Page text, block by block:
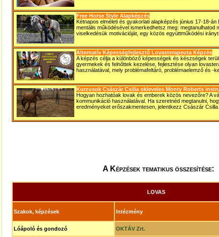
Free Horse Style Alapképzés
Kétnapos elméleti és gyakorlati alapképzés június 17-18-
mentális működésével ismerkedhetsz meg: megtanulhatod
viselkedésük motivációját, egy közös együttműködési
Alternatív Képességfejlesztő Lovasterapeuta Képzés
A képzés célja a különböző képességek és készségek
gyermekek és felnőttek kezelése, fejlesztése olyan
használatával, mely problémafeltáró, problémaelemző és -
Kurzusok Császár Csilla okleveles Monty Roberts
Hogyan hozhatóak lovak és emberek közös nevezőre? A
kommunikáció használatával. Ha szeretnéd megtanulni,
eredményeket erőszakmentesen, jelentkezz Császár
A Képzések tematikus összesítése:
LOVAS
Szakok, képzések Intézmény
Lóápoló és gondozó
OKTÁV Zrt.